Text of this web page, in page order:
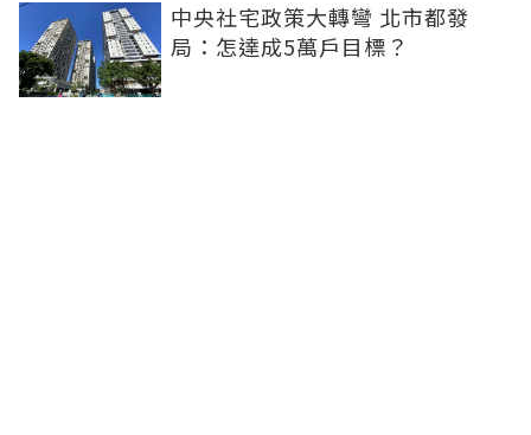
中央社宅政策大轉彎 北市都發
局：怎達成5萬戶目標？